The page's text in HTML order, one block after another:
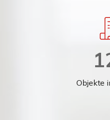
Objekte